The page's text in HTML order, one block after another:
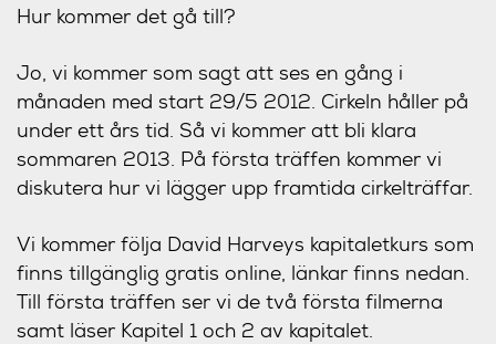
Hur kommer det gå till?
Jo, vi kommer som sagt att ses en gång i
månaden med start 29/5 2012. Cirkeln håller på
under ett års tid. Så vi kommer att bli klara
sommaren 2013. På första träffen kommer vi
diskutera hur vi lägger upp framtida cirkelträffar.
Vi kommer följa David Harveys kapitaletkurs som
finns tillgänglig gratis online, länkar finns nedan.
Till första träffen ser vi de två första filmerna
samt läser Kapitel 1 och 2 av kapitalet.